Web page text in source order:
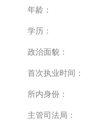
年龄：
学历：
政治面貌：
首次执业时间：
所内身份：
主管司法局：